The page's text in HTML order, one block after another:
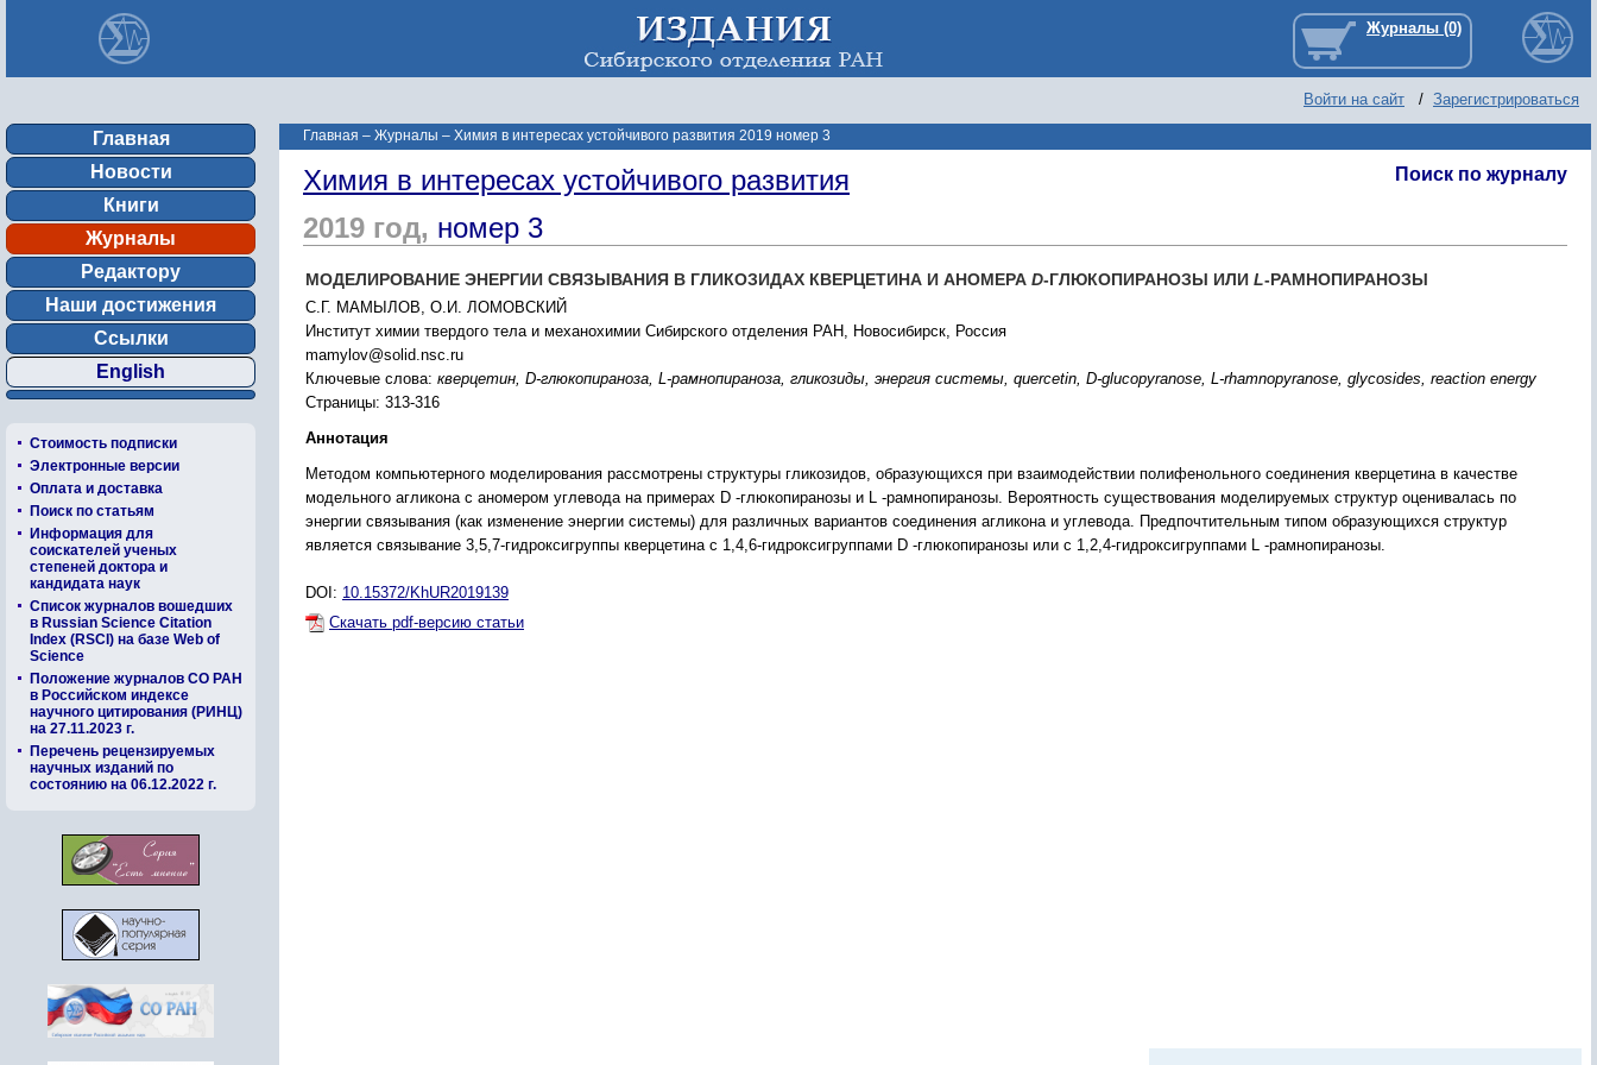
Войти на сайт / Зарегистрироваться
Главная
Новости
Книги
Журналы
Редактору
Наши достижения
Ссылки
English
Стоимость подписки
Электронные версии
Оплата и доставка
Поиск по статьям
Информация для
соискателей ученых
степеней доктора и
кандидата наук
Список журналов вошедших
в Russian Science Citation
Index (RSCI) на базе Web of
Science
Положение журналов СО РАН
в Российском индексе
научного цитирования (РИНЦ)
на 27.11.2023 г.
Перечень рецензируемых
научных изданий по
состоянию на 06.12.2022 г.
Главная – Журналы – Химия в интересах устойчивого развития 2019 номер 3
Поиск по журналу
Химия в интересах устойчивого развития
2019 год, номер 3
МОДЕЛИРОВАНИЕ ЭНЕРГИИ СВЯЗЫВАНИЯ В ГЛИКОЗИДАХ КВЕРЦЕТИНА И АНОМЕРА D-ГЛЮКОПИРАНОЗЫ ИЛИ L-РАМНОПИРАНОЗЫ
С.Г. МАМЫЛОВ, О.И. ЛОМОВСКИЙ
Институт химии твердого тела и механохимии Сибирского отделения РАН, Новосибирск, Россия
mamylov@solid.nsc.ru
Ключевые слова: кверцетин, D-глюкопираноза, L-рамнопираноза, гликозиды, энергия системы, quercetin, D-glucopyranose, L-rhamnopyranose, glycosides, reaction energy
Страницы: 313-316
Аннотация
Методом компьютерного моделирования рассмотрены структуры гликозидов, образующихся при взаимодействии полифенольного соединения кверцетина в качестве
модельного агликона с аномером углевода на примерах D -глюкопиранозы и L -рамнопиранозы. Вероятность существования моделируемых структур оценивалась по
энергии связывания (как изменение энергии системы) для различных вариантов соединения агликона и углевода. Предпочтительным типом образующихся структур
является связывание 3,5,7-гидроксигруппы кверцетина с 1,4,6-гидроксигруппами D -глюкопиранозы или с 1,2,4-гидроксигруппами L -рамнопиранозы.
DOI: 10.15372/KhUR2019139
Скачать pdf-версию статьи